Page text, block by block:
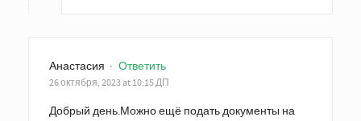
Анастасия · Ответить
26 октября, 2023 at 10:15 ДП
Добрый день.Можно ещё подать документы на